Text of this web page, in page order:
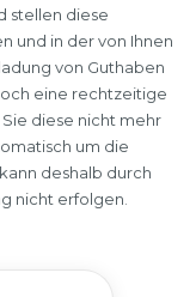
stellen diese
und in der von Ihnen
von Guthaben
eine rechtzeitige
diese nicht mehr
um die
deshalb durch
nicht erfolgen.